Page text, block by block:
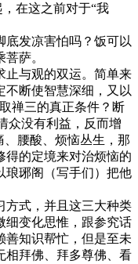
在这之前对于“我
发凉害怕吗？饭可以
萨。
止与观的双运。简单来
断使智慧深细，又以
禅三的真正条件？断
众没有利益，反而增
腰酸、烦恼丛生，那
得的定境来对治烦恼的
琅琊阁（写手们）把他
方式，并且这三大种类
细变化思惟，跟参究话
善知识帮忙，但是至未
相拜佛、拜多尊佛、看